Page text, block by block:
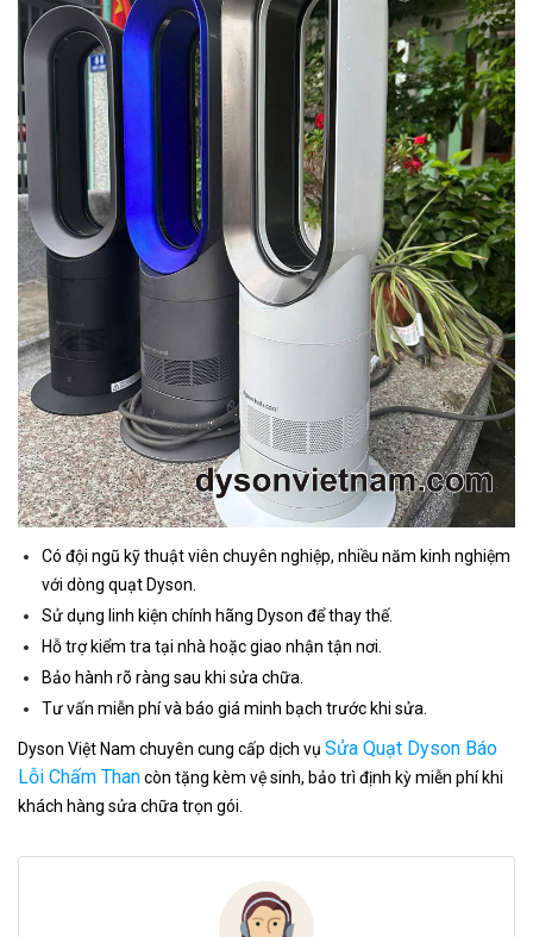
Có đội ngũ kỹ thuật viên chuyên nghiệp, nhiều năm kinh nghiệm
với dòng quạt Dyson.
Sử dụng linh kiện chính hãng Dyson để thay thế.
Hỗ trợ kiểm tra tại nhà hoặc giao nhận tận nơi.
Bảo hành rõ ràng sau khi sửa chữa.
Tư vấn miễn phí và báo giá minh bạch trước khi sửa.
Dyson Việt Nam chuyên cung cấp dịch vụ Sửa Quạt Dyson Báo
Lỗi Chấm Thancòn tặng kèm vệ sinh, bảo trì định kỳ miễn phí khi
khách hàng sửa chữa trọn gói.